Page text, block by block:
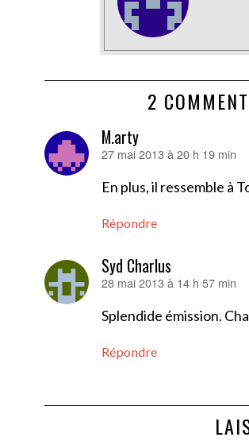
2
M.arty
dit :
27 mai 2013 à 20 h 19 min
En plus, il ressemble à
Répondre
Syd Charlus
dit :
28 mai 2013 à 14 h 57 min
Splendide émission.
Répondre